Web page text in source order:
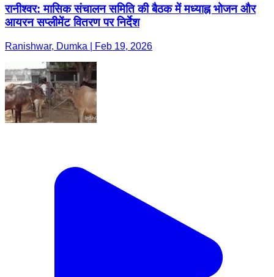
रानीश्वर: मासिक संचालन समिति की बैठक में मध्याह्न भोजन और
आयरन सप्लीमेंट वितरण पर निर्देश
Ranishwar, Dumka | Feb 19, 2026